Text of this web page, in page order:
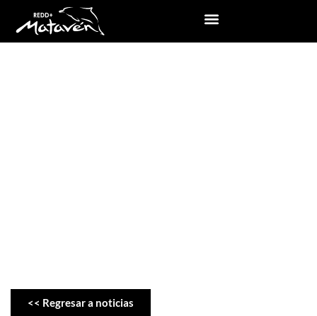
<< Regresar a noticias